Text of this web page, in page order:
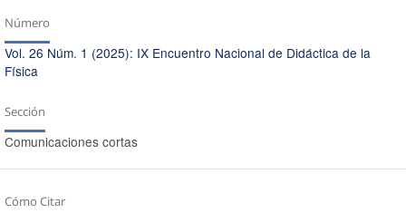
Número
Vol. 26 Núm. 1 (2025): IX Encuentro Nacional de Didáctica de la
Física
Sección
Comunicaciones cortas
Cómo Citar